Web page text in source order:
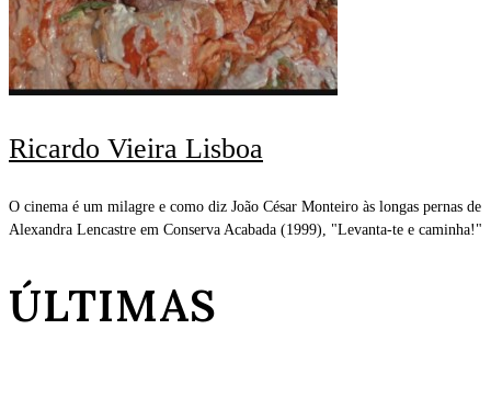
Ricardo Vieira Lisboa
O cinema é um milagre e como diz João César Monteiro às longas pernas de
Alexandra Lencastre em Conserva Acabada (1999), "Levanta-te e caminha!"
ÚLTIMAS